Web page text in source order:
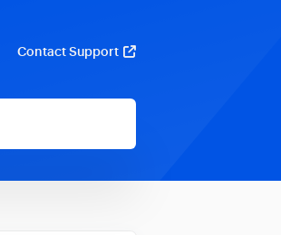
Contact Support